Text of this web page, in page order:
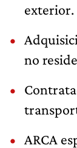
exterior.
no
ARCA